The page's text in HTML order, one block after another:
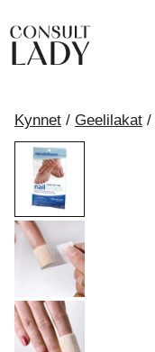
sisältöön
Kynnet / Geelilakat /